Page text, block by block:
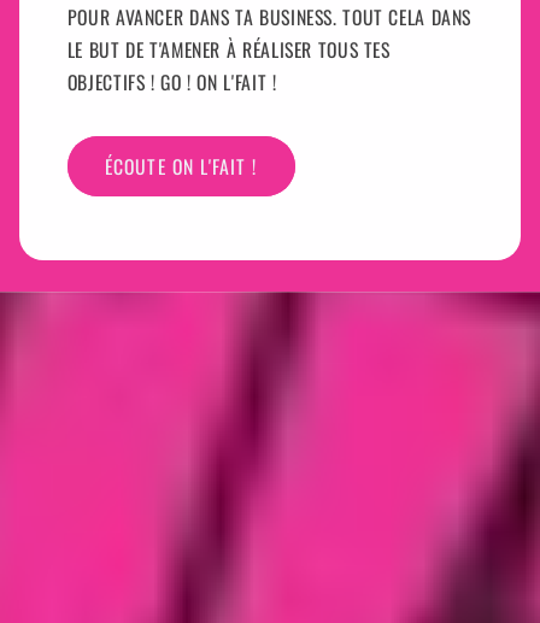
POUR AVANCER DANS TA BUSINESS. TOUT CELA DANS
LE BUT DE T'AMENER À RÉALISER TOUS TES
OBJECTIFS ! GO ! ON L'FAIT !
ÉCOUTE ON L'FAIT !